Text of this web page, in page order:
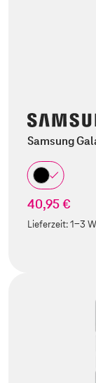
Samsung
40,95 €
Lieferzeit:1-3